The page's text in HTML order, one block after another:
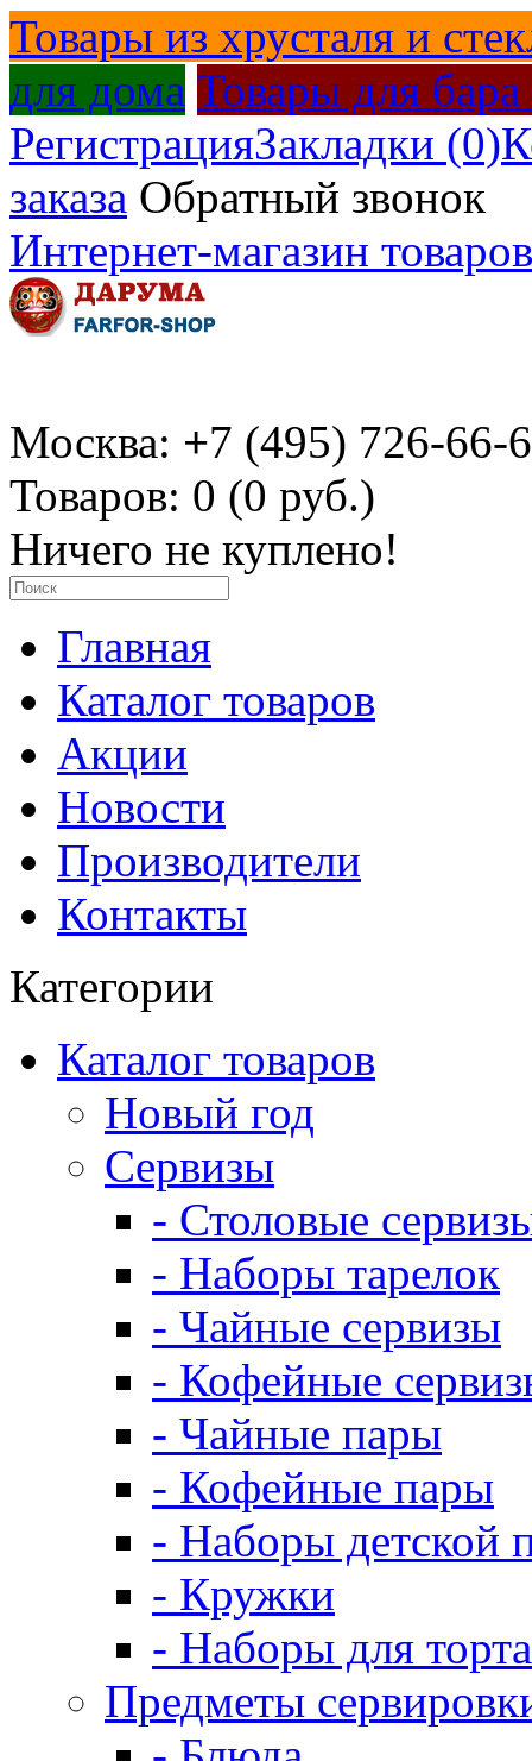
Товары из хрусталя и
для дома Товары для бара
РегистрацияЗакладки (0)
заказа Обратный звонок
Интернет-магазин
Москва: +7 (495) 726-66-
Товаров: 0 (0 руб.)
Ничего не куплено!
Главная
Каталог товаров
Акции
Новости
Производители
Контакты
Категории
Каталог товаров
Новый год
Сервизы
- Столовые
- Наборы тарелок
- Чайные сервизы
- Кофейные
- Чайные пары
- Кофейные пары
- Наборы детской
- Кружки
- Наборы для торта
Предметы